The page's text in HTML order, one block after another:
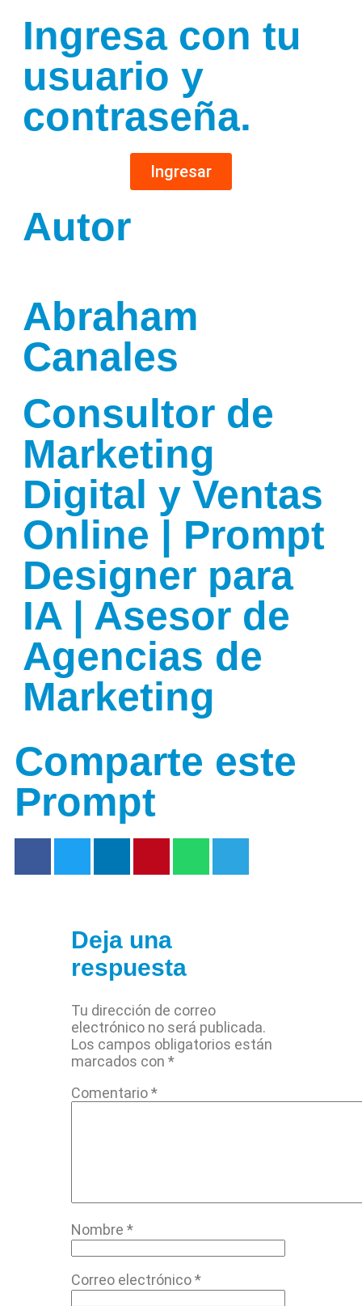
Ingresa con tu
usuario y
contraseña.
Ingresar
Autor
Abraham
Canales
Consultor de
Marketing
Digital y Ventas
Online | Prompt
Designer para
IA | Asesor de
Agencias de
Marketing
Comparte este
Prompt
Deja una
respuesta
Tu dirección de correo
electrónico no será publicada.
Los campos obligatorios están
marcados con*
Comentario*
Nombre*
Correo electrónico*